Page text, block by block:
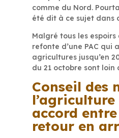
comme du Nord.
été dit à ce sujet dans
Malgré tous les
refonte d’une PAC qui
agricultures jusqu’en
du 21 octobre sont loin
Conseil des
l’agriculture
accord
retour en